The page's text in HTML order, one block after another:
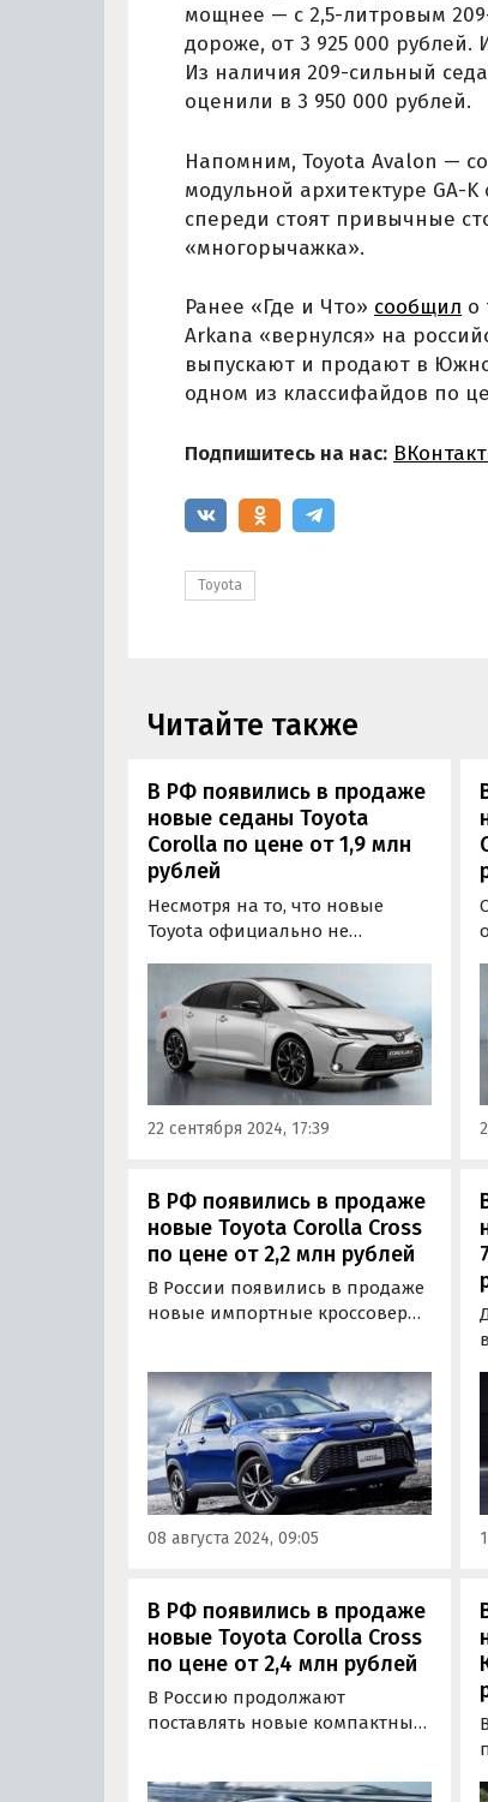
мощнее — с 2,5-литровым
дороже, от 3 925 000 рублей.
Из наличия 209-сильный
оценили в 3 950 000 рублей.
Напомним, Toyota Avalon —
модульной архитектуре GA-
спереди стоят привычные
«многорычажка».
Ранее «Где и Что» сообщил о
Arkana «вернулся» на
выпускают и продают в
одном из классифайдов по
Подпишитесь на нас:
Toyota
Читайте также
В РФ появились в продаже
новые седаны Toyota
Corolla по цене от 1,9 млн
рублей
Несмотря на то, что новые
Toyota официально не
двух лет, седаны Corolla
продолжают привозить к нам
по альтернативным схемам.
Цены на них на одном из
сайтов объявлений стартуют от
1 900 000 рублей, пишут
«Автоновости дня».
22 сентября 2024, 17:39
В РФ появились в продаже
новые Toyota Corolla Cross
по цене от 2,2 млн рублей
В России появились в продаже
новые импортные кроссоверы
компании продают их как из
наличия, так и под заказ из
Китая по цене от 2 189 000
рублей, пишут «Автоновости
дня».
08 августа 2024, 09:05
В РФ появились в продаже
новые Toyota Corolla Cross
по цене от 2,4 млн рублей
В Россию продолжают
поставлять новые компактные